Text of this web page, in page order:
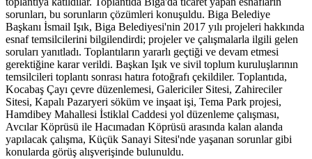
sorunları, bu sorunların çözümleri konuşuldu. Biga Belediye
Başkanı İsmail Işık, Biga Belediyesi'nin 2017 yılı projeleri hakkında
esnaf temsilcilerini bilgilendirdi; projeler ve çalışmalarla ilgili gelen
soruları yanıtladı. Toplantıların yararlı geçtiği ve devam etmesi
gerektiğine karar verildi. Başkan Işık ve sivil toplum kuruluşlarının
temsilcileri toplantı sonrası hatıra fotoğrafı çekildiler. Toplantıda,
Kocabaş Çayı çevre düzenlemesi, Galericiler Sitesi, Zahireciler
Sitesi, Kapalı Pazaryeri söküm ve inşaat işi, Tema Park projesi,
Hamdibey Mahallesi İstiklal Caddesi yol düzenleme çalışması,
Avcılar Köprüsü ile Hacımadan Köprüsü arasında kalan alanda
yapılacak çalışma, Küçük Sanayi Sitesi'nde yaşanan sorunlar gibi
konularda görüş alışverişinde bulunuldu.